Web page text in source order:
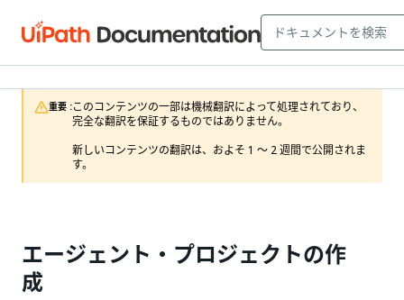
重要 :このコンテンツの一部は機械翻訳によって処理されており、
完全な翻訳を保証するものではありません。
新しいコンテンツの翻訳は、およそ 1 ～ 2 週間で公開されま
す。
エージェント・プロジェクトの作
成